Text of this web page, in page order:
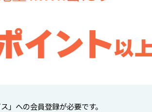
」への会員登録が必要です。